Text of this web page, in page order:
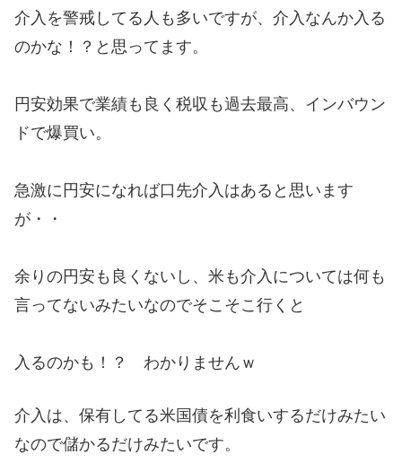
介入を警戒してる人も多いですが、介入なんか入る
のかな！？と思ってます。
円安効果で業績も良く税収も過去最高、インバウン
ドで爆買い。
急激に円安になれば口先介入はあると思います
が・・
余りの円安も良くないし、米も介入については何も
言ってないみたいなのでそこそこ行くと
入るのかも！？ わかりませんｗ
介入は、保有してる米国債を利食いするだけみたい
なので儲かるだけみたいです。